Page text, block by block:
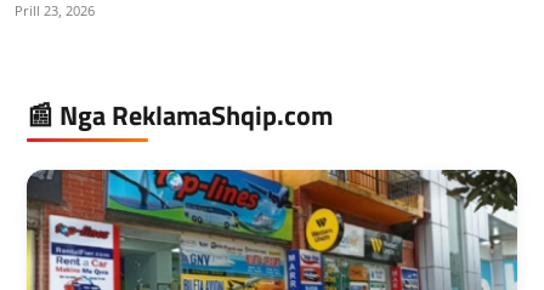
Prill 23, 2026
📰 Nga ReklamaShqip.com